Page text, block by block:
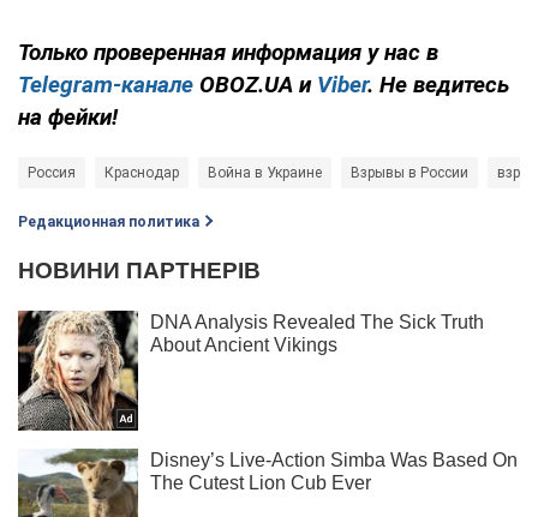
Только проверенная информация у нас в
Telegram-канале OBOZ.UA и Viber. Не ведитесь
на фейки!
Россия Краснодар Война в Украине Взрывы в России взрыв
Редакционная политика